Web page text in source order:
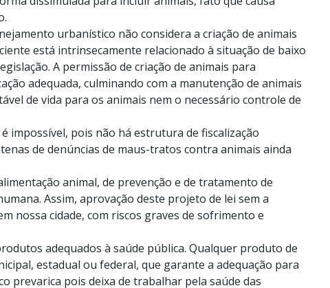
urbanístico não considera a criação de animais
está intrinsecamente relacionado à situação de baixo
A permissão de criação de animais para
adequada, culminando com a manutenção de animais
de vida para os animais nem o necessário controle de
impossível, pois não há estrutura de fiscalização
de denúncias de maus-tratos contra animais ainda
animal, de prevenção e de tratamento de
Assim, aprovação deste projeto de lei sem a
nossa cidade, com riscos graves de sofrimento e
adequados à saúde pública. Qualquer produto de
estadual ou federal, que garante a adequação para
prevarica pois deixa de trabalhar pela saúde das